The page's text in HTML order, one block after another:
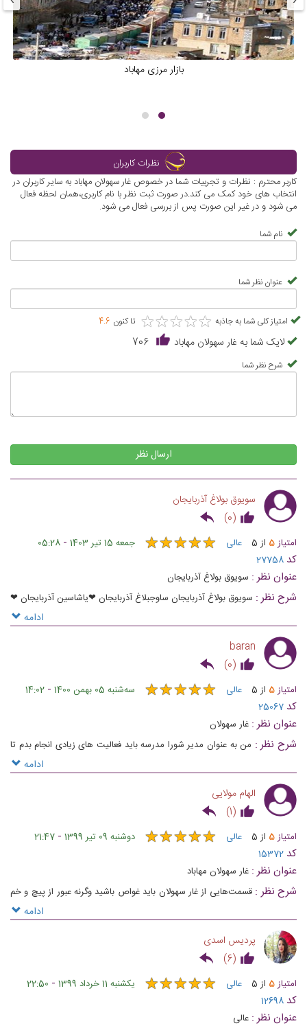
بازار مرزی مهاباد
نظرات کاربران
کاربر محترم : نظرات و تجربیات شما در خصوص غار سهولان مهاباد به سایر کاربران در
انتخاب های خود کمک می کند.در صورت ثبت نظر با نام کاربری،همان لحظه فعال
می شود و در غیر این صورت پس از بررسی فعال می شود.
نام شما
عنوان نظر شما
امتیاز کلی شما به جاذبه ★★★★★
★★★★★ تا کنون 4.6
لایک شما به غار سهولان مهاباد 706
شرح نظر شما
ارسال نظر
سویوق بولاغ آذربایجان
(
0
)
امتیاز5 از 5 عالی ★★★★★
★★★★★ جمعه 15 تیر 1403 -
05:28
کد 27758
عنوان نظر : سویوق بولاغ آذربایجان
شرح نظر : سویوق بولاغ آذربایجان ساوجبلاغ آذربایجان ❤یاشاسین آذربایجان ❤
ادامه
baran
(
0
)
امتیاز5 از 5 عالی ★★★★★
★★★★★ ﺳﻪشنبه 05 بهمن 1400 -
14:02
کد 25067
عنوان نظر : غار سهولان
شرح نظر : من به عنوان مدیر شورا مدرسه باید فعالیت های زیادی انجام بدم تا
جایگاه خودم رو حفظ کنم به نظر من این مکان تاریخی یکی از بهترین بنا های
ادامه
الهام مولایی
(
1
)
امتیاز5 از 5 عالی ★★★★★
★★★★★ دوشنبه 09 تیر 1399 -
21:47
کد 15372
عنوان نظر : غار سهولان مهاباد
شرح نظر : قسمت‌هایی از غار سهولان باید غواص باشید وگرنه عبور از پیچ و خم
ادامه
پردیس اسدی
(
6
)
امتیاز5 از 5 عالی ★★★★★
★★★★★ یکشنبه 11 خرداد 1399 -
22:50
کد 12698
عنوان نظر : عالی